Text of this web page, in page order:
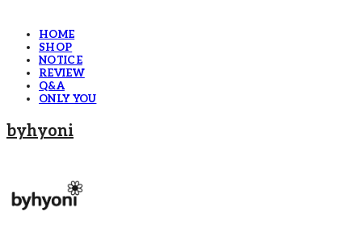
HOME
SHOP
NOTICE
REVIEW
Q&A
ONLY YOU
byhyoni